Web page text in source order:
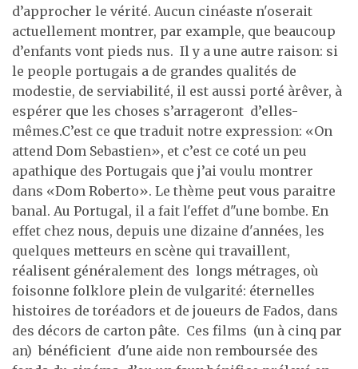
d’approcher le vérité. Aucun cinéaste n'oserait
actuellement montrer, par example, que beaucoup
d’enfants vont pieds nus. Il y a une autre raison: si
le people portugais a de grandes qualités de
modestie, de serviabilité, il est aussi porté àrêver, à
espérer que les choses s’arrageront d’elles-
mêmes.C’est ce que traduit notre expression: «On
attend Dom Sebastien», et c’est ce coté un peu
apathique des Portugais que j’ai voulu montrer
dans «Dom Roberto». Le thème peut vous paraitre
banal. Au Portugal, il a fait l'effet d"une bombe. En
effet chez nous, depuis une dizaine d'années, les
quelques metteurs en scène qui travaillent,
réalisent généralement des longs métrages, où
foisonne folklore plein de vulgarité: éternelles
histoires de toréadors et de joueurs de Fados, dans
des décors de carton pâte. Ces films (un à cinq par
an) bénéficient d'une aide non remboursée des